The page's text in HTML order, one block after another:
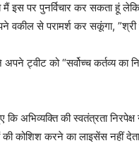
इस पर पुनर्विचार कर सकता हूं
वकील से परामर्श कर सकूंगा,
ट्वीट को “सर्वोच्च कर्तव्य
अभिव्यक्ति की स्वतंत्रता
कोशिश करने का लाइसेंस नहीं